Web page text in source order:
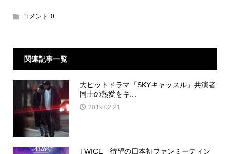
コメント: 0
関連記事一覧
大ヒットドラマ「SKYキャッスル」共演者
同士の熱愛をキ...
2019.02.21
TWICE 待望の日本初ファンミーティン